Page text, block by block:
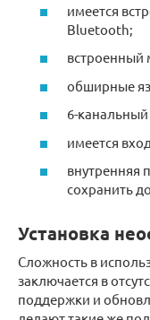
имеется
Bluetooth;
обширные
6-
имеется
внутренняя
сохранить
Установка
Сложность в
заключается в
поддержки и